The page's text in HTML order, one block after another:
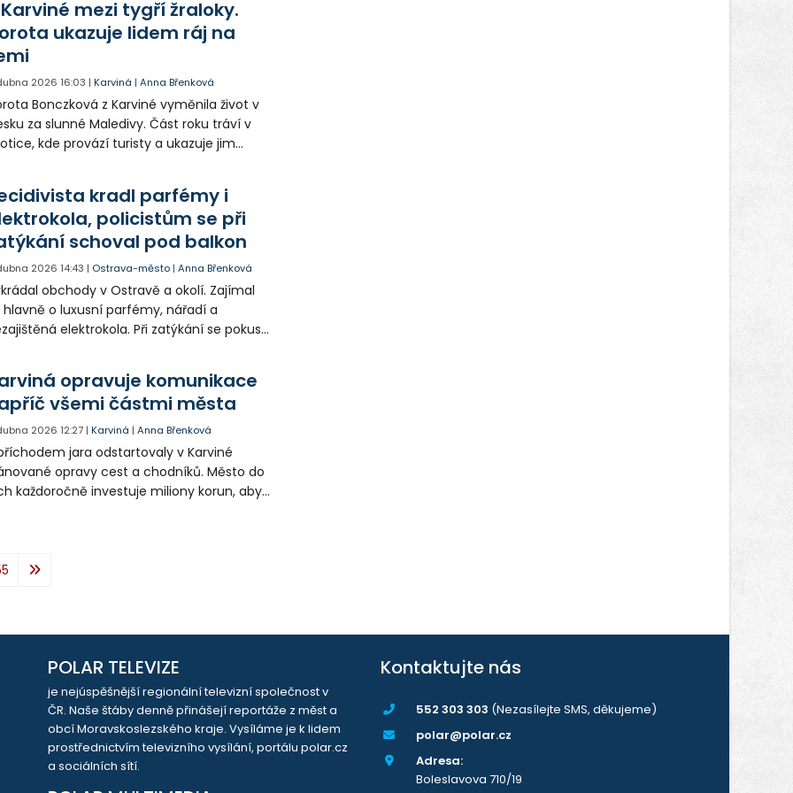
několik týdnů a město prosí řidiče, aby
dopravní značení a přeparkovali svá
Karviné mezi tygří žraloky.
ukazuje lidem ráj na
2026 16:03 |Karviná |Anna Břenková
Bonczková z Karviné vyměnila život v
za slunné Maledivy. Část roku tráví v
kde provází turisty a ukazuje jim
a dnes zahrnuje i adrenalinové
se žraloky.
kradl parfémy i
policistům se při
schoval pod balkon
2026 14:43 | Ostrava-město |Anna Břenková
obchody v Ostravě a okolí. Zajímal
hlavně o luxusní parfémy, nářadí a
elektrokola. Při zatýkání se pokusil
a nyní mu hrozí dva roky vězení.
opravuje komunikace
všemi částmi města
2026 12:27 |Karviná |Anna Břenková
jara odstartovaly v Karviné
opravy cest a chodníků. Město do
každoročně investuje miliony korun, aby
POLAR TELEVIZE
je nejúspěšnější regionální televizní společnost v
ČR. Naše štáby denně přinášejí reportáže z měst a
obcí Moravskoslezského kraje. Vysíláme je k lidem
prostřednictvím televizního vysílání, portálu polar.cz
a sociálních sítí.
Kontaktujte nás
552 303 303 (Nezasílejte SMS, děkujeme)
polar@polar.cz
Adresa:
Boleslavova 710/19